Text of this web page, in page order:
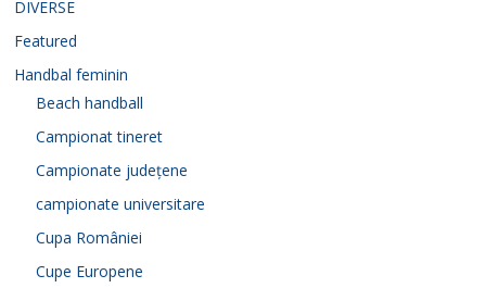
DIVERSE
Featured
Handbal feminin
Beach handball
Campionat tineret
Campionate județene
campionate universitare
Cupa României
Cupe Europene